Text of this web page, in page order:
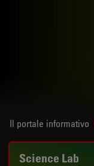
Il portale informativo
Science Lab